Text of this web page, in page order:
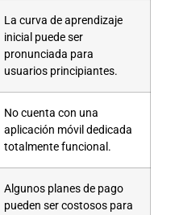
La curva de aprendizaje
inicial puede ser
pronunciada para
usuarios principiantes.
No cuenta con una
aplicación móvil dedicada
totalmente funcional.
Algunos planes de pago
pueden ser costosos para